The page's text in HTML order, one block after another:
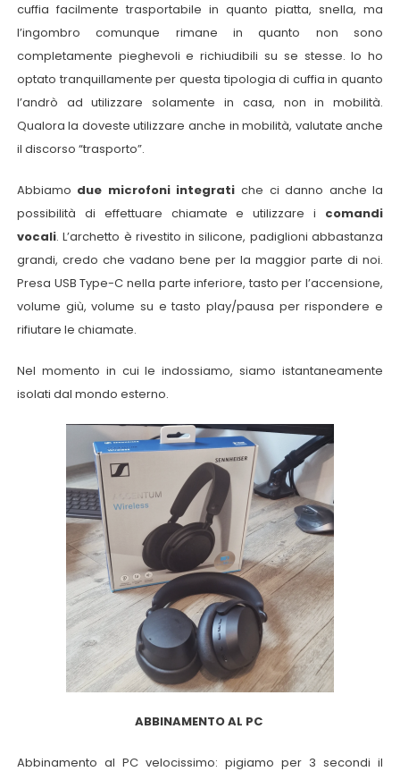
cuffia facilmente trasportabile in quanto piatta, snella, ma
l’ingombro comunque rimane in quanto non sono
completamente pieghevoli e richiudibili su se stesse. Io ho
optato tranquillamente per questa tipologia di cuffia in quanto
l’andrò ad utilizzare solamente in casa, non in mobilità.
Qualora la doveste utilizzare anche in mobilità, valutate anche
il discorso “trasporto”.
Abbiamo due microfoni integrati che ci danno anche la
possibilità di effettuare chiamate e utilizzare i comandi
vocali. L’archetto è rivestito in silicone, padiglioni abbastanza
grandi, credo che vadano bene per la maggior parte di noi.
Presa USB Type-C nella parte inferiore, tasto per l’accensione,
volume giù, volume su e tasto play/pausa per rispondere e
rifiutare le chiamate.
Nel momento in cui le indossiamo, siamo istantaneamente
isolati dal mondo esterno.
ABBINAMENTO AL PC
Abbinamento al PC velocissimo: pigiamo per 3 secondi il